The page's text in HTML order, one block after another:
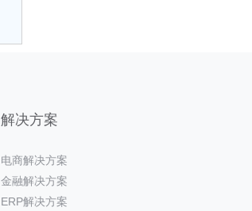
解决方案
电商解决方案
金融解决方案
ERP解决方案